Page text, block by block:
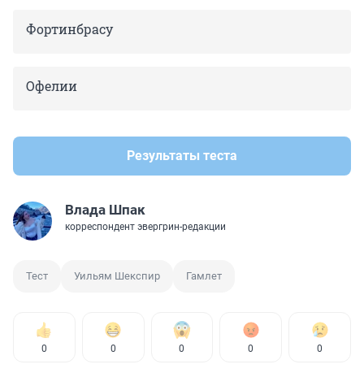
Фортинбрасу
Офелии
Результаты теста
Влада Шпак
корреспондент эвергрин-редакции
Тест Уильям Шекспир Гамлет
0 0 0 0 0